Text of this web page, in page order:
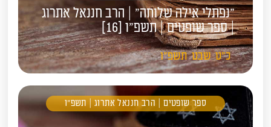
"נפתלי אילה שלוחה" | הרב חננאל אתרוג
| ספר שופטים | תשפ"ו [16]
כ"ט שבט תשפ"ו
ספר שופטים | הרב חננאל אתרוג | תשפ"ו